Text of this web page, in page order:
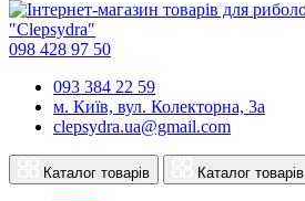
098 428 97 50
093 384 22 59
м. Київ, вул. Колекторна, 3а
clepsydra.ua@gmail.com
Каталог товарів Каталог товарів